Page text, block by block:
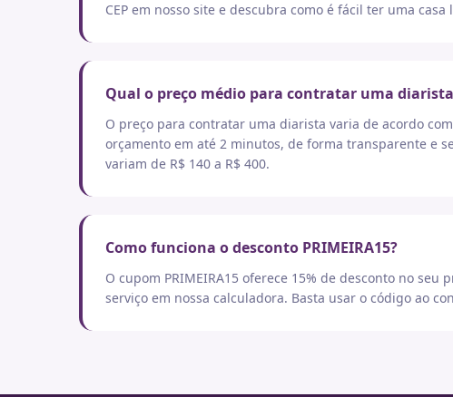
CEP em nosso site e descubra como é fácil ter uma
Qual o preço médio para contratar uma diarista
O preço para contratar uma diarista varia de acordo
orçamento em até 2 minutos, de forma transparente e
variam de R$ 140 a R$ 400.
Como funciona o desconto PRIMEIRA15?
O cupom PRIMEIRA15 oferece 15% de desconto no
serviço em nossa calculadora. Basta usar o código ao